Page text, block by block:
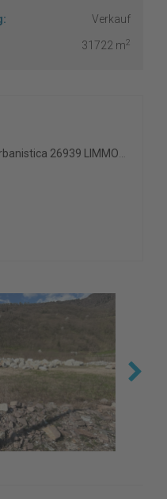
Verkauf
31722 m2
LIMMOBIL SRL-signed.pdf